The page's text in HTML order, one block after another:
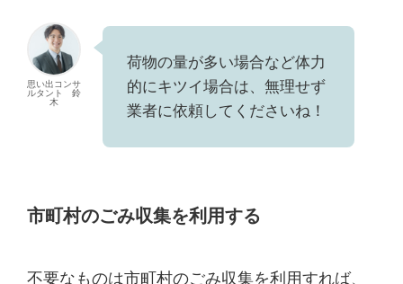
思い出コンサ
ルタント 鈴
木
荷物の量が多い場合など体力
的にキツイ場合は、無理せず
業者に依頼してくださいね！
市町村のごみ収集を利用する
不要なものは市町村のごみ収集を利用すれば、